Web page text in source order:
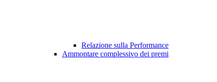
Relazione sulla Performance
Ammontare complessivo dei premi